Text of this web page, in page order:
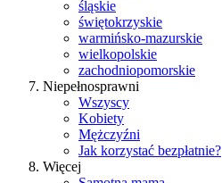
śląskie
świętokrzyskie
warmińsko-mazurskie
wielkopolskie
zachodniopomorskie
Niepełnosprawni
Wszyscy
Kobiety
Mężczyźni
Jak korzystać bezpłatnie?
Więcej